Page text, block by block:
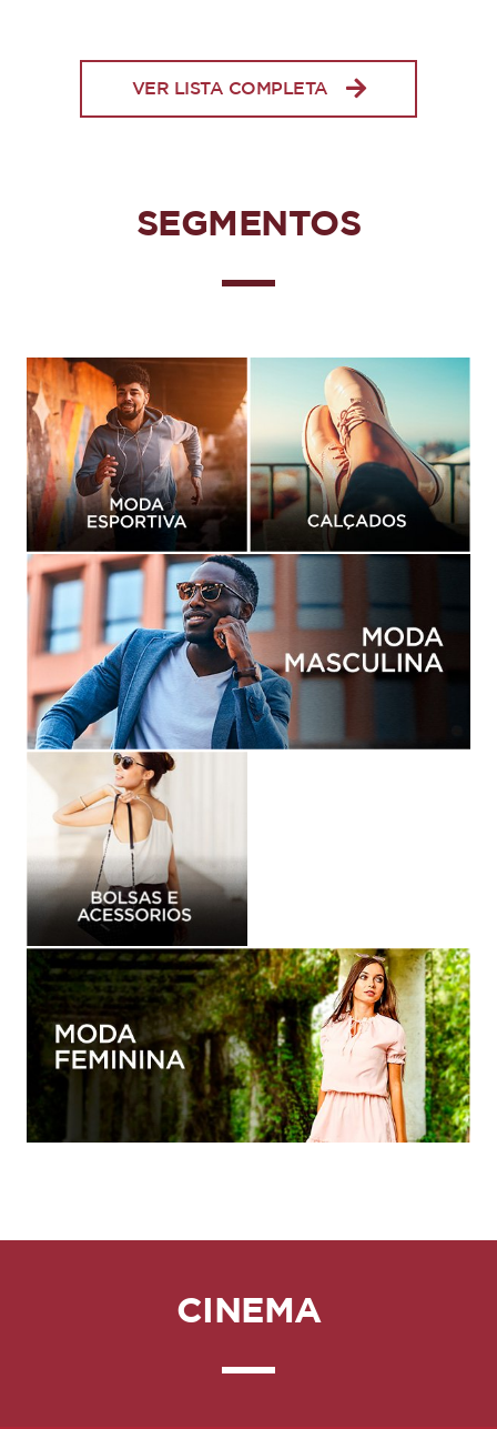
VER LISTA COMPLETA
SEGMENTOS
CINEMA